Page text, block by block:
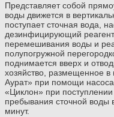
Представляет собой
воды движется в
поступает сточная вода,
дезинфицирующий
перемешивания воды и
полупогружной
поднимается вверх и
хозяйство, размещенное в
Аурат» при помощи
«Циклон» при
пребывания сточной воды
минут.